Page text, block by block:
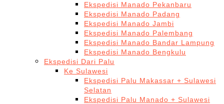
Ekspedisi Manado Pekanbaru
Ekspedisi Manado Padang
Ekspedisi Manado Jambi
Ekspedisi Manado Palembang
Ekspedisi Manado Bandar Lampung
Ekspedisi Manado Bengkulu
Ekspedisi Dari Palu
Ke Sulawesi
Ekspedisi Palu Makassar + Sulawesi
Selatan
Ekspedisi Palu Manado + Sulawesi